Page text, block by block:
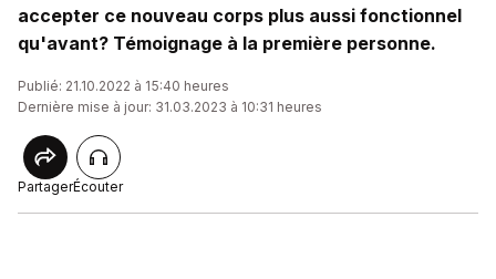
accepter ce nouveau corps plus aussi fonctionnel
qu'avant? Témoignage à la première personne.
Publié: 21.10.2022 à 15:40 heures
Dernière mise à jour: 31.03.2023 à 10:31 heures
PartagerÉcouter